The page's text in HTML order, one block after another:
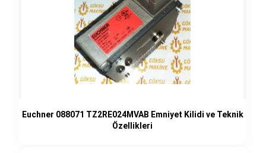
Euchner 088071 TZ2RE024MVAB Emniyet Kilidi ve Teknik
Özellikleri